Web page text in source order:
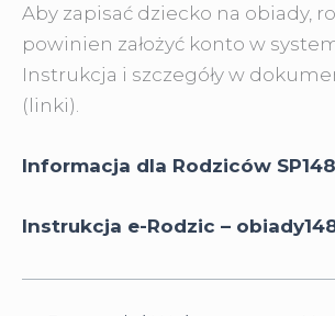
Aby zapisać dziecko na obiady,
powinien założyć konto w
Instrukcja i szczegóły w
(linki).
Informacja dla Rodziców SP148
Instrukcja e-Rodzic –